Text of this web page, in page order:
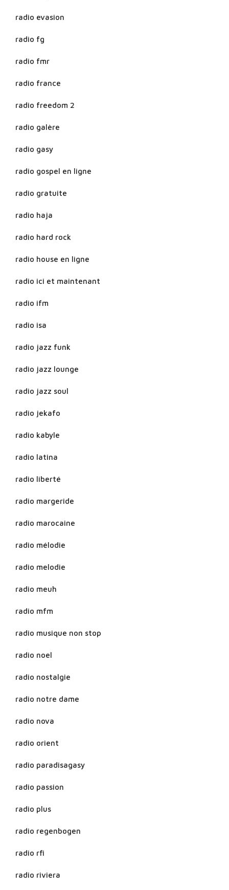
radio evasion
radio fg
radio fmr
radio france
radio freedom 2
radio galère
radio gasy
radio gospel en ligne
radio gratuite
radio haja
radio hard rock
radio house en ligne
radio ici et maintenant
radio ifm
radio isa
radio jazz funk
radio jazz lounge
radio jazz soul
radio jekafo
radio kabyle
radio latina
radio liberté
radio margeride
radio marocaine
radio mélodie
radio melodie
radio meuh
radio mfm
radio musique non stop
radio noel
radio nostalgie
radio notre dame
radio nova
radio orient
radio paradisagasy
radio passion
radio plus
radio regenbogen
radio rfi
radio riviera